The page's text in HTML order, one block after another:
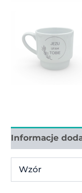
Informacje
Wzór